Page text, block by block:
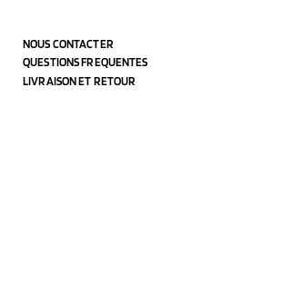
NOUS CONTACTER
QUESTIONS FREQUENTES
LIVRAISON ET RETOUR